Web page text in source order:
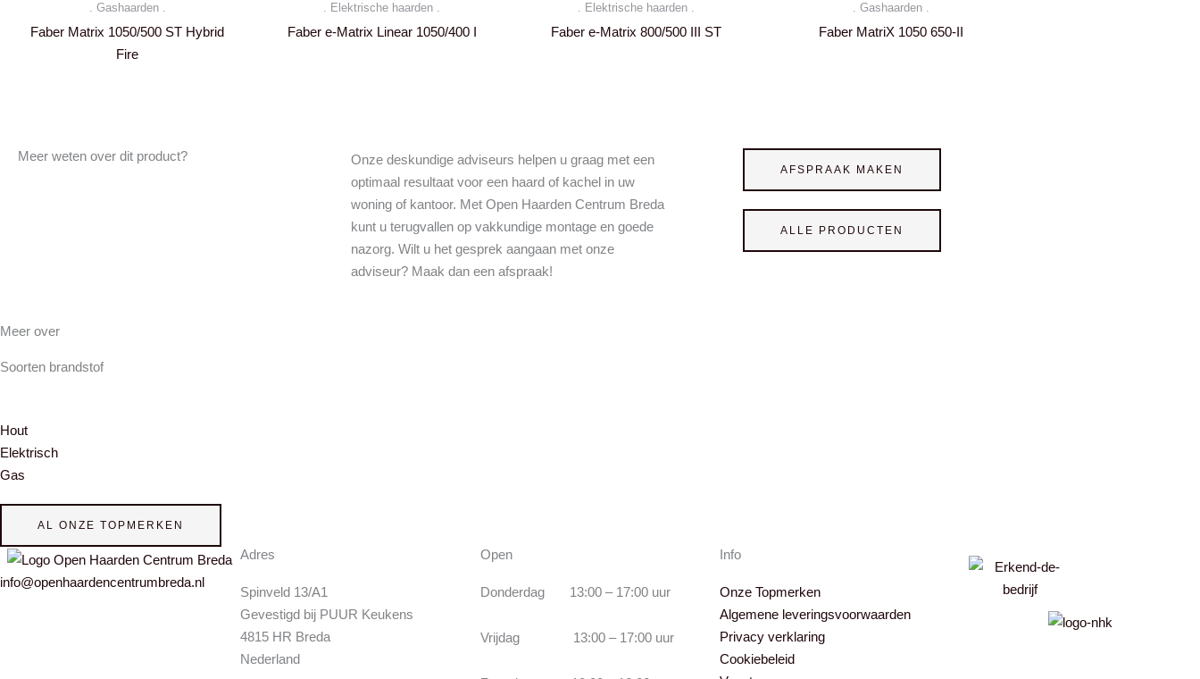
. Gashaarden .
Faber Matrix 1050/500 ST Hybrid
Fire
. Elektrische haarden .
Faber e-Matrix Linear 1050/400 I
. Elektrische haarden .
Faber e-Matrix 800/500 III ST
. Gashaarden .
Faber MatriX 1050 650-II
Meer weten over dit product?
Onze deskundige adviseurs helpen u graag met een
optimaal resultaat voor een haard of kachel in uw
woning of kantoor. Met Open Haarden Centrum Breda
kunt u terugvallen op vakkundige montage en goede
nazorg. Wilt u het gesprek aangaan met onze
adviseur? Maak dan een afspraak!
AFSPRAAK MAKEN
ALLE PRODUCTEN
Meer over
Soorten brandstof
Hout
Elektrisch
Gas
AL ONZE TOPMERKEN
info@openhaardencentrumbreda.nl
Adres
Spinveld 13/A1
Gevestigd bij PUUR Keukens
4815 HR Breda
Nederland
Open
Donderdag 13:00 – 17:00 uur
Vrijdag 13:00 – 17:00 uur
Info
Onze Topmerken
Algemene leveringsvoorwaarden
Privacy verklaring
Cookiebeleid